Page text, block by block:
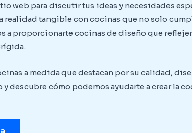
web para discutir tus ideas y necesidades
realidad tangible con cocinas que no solo
a proporcionarte cocinas de diseño que
a medida que destacan por su calidad,
descubre cómo podemos ayudarte a crear la